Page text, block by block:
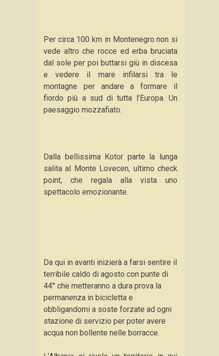
Per circa 100 km in Montenegro non si
vede altro che rocce ed erba bruciata
dal sole per poi buttarsi giù in discesa
e vedere il mare infilarsi tra le
montagne per andare a formare il
fiordo più a sud di tutta l’Europa. Un
paesaggio mozzafiato.
Dalla bellissima Kotor parte la lunga
salita al Monte Lovecen, ultimo check
point, che regala alla vista uno
spettacolo emozionante.
Da qui in avanti inizierà a farsi sentire il
terribile caldo di agosto con punte di
44° che metteranno a dura prova la
permanenza in bicicletta e
obbligandomi a soste forzate ad ogni
stazione di servizio per poter avere
acqua non bollente nelle borracce.